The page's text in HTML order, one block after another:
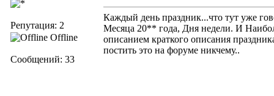
Репутация: 2
Offline
Сообщений: 33
Каждый день праздник...что тут уже
Месяца 20** года, Дня недели. И
описанием краткого описания
постить это на форуме никчему..